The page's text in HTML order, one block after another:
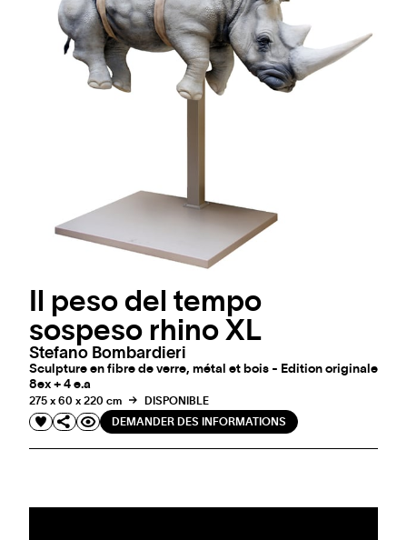
Il peso del tempo
sospeso rhino XL
Stefano Bombardieri
Sculpture en fibre de verre, métal et bois - Edition originale
8ex + 4 e.a
275 x 60 x 220 cm
DISPONIBLE
DEMANDER DES INFORMATIONS